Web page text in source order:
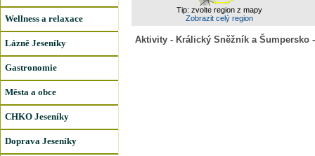
Wellness a relaxace
Lázně Jeseníky
Gastronomie
Města a obce
CHKO Jeseníky
Doprava Jeseníky
Tip: zvolte region z mapy
Zobrazit celý region
Aktivity - Králický Sněžník a Šumpersko